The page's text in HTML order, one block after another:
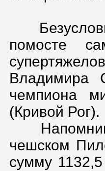
помосте
Владимира
чемпиона
(Кривой Рог).
Напомним,
чешском
сумму